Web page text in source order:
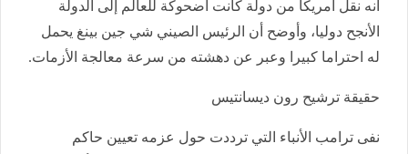
أنه نقل أمريكا من دولة كانت أضحوكة للعالم إلى الدولة
الأنجح دوليا، وأوضح أن الرئيس الصيني شي جين بينغ يحمل
له احتراما كبيرا وعبر عن دهشته من سرعة معالجة الأزمات.
حقيقة ترشيح رون ديسانتيس
نفى ترامب الأنباء التي ترددت حول عزمه تعيين حاكم